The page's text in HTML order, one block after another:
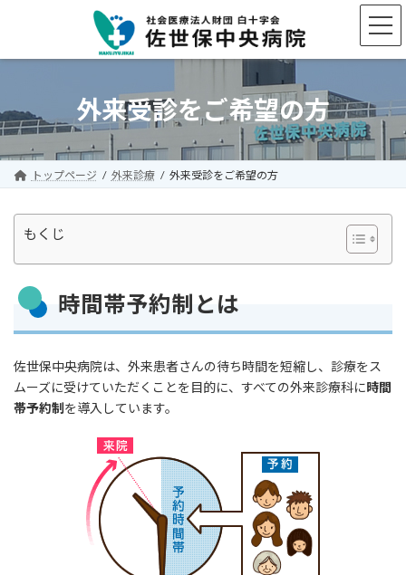
ン
ス
キ
ッ
ー
ン
に
移
外来受診をご希望の方
トップページ 外来診療 外来受診をご希望の方
もくじ
時間帯予約制とは
佐世保中央病院は、外来患者さんの待ち時間を短縮し、診療をス
ムーズに受けていただくことを目的に、すべての外来診療科に時間
帯予約制を導入しています。